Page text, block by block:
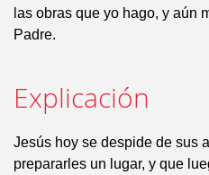
las obras que yo hago, y aún
Padre.
Explicación
Jesús hoy se despide de sus
prepararles un lugar, y que